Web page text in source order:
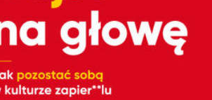
Zdrowiu WUM Książka Nerwy w las autorstwa dr
jest głęboko zanurzona we współczesnym życiu
jednowymiarowy poradnik oferujący uproszczone i
problemów codziennego życia typu: idź do lasu i
które opisuje sieć ukrytych połączeń wymienionych
nieznanych nam i nieoczywistych połączeń, aby
Puszcze, bory i lasy. Bagna i góry. Rzeki,
To najcenniejsze dary, jakie dała nam matka natura.